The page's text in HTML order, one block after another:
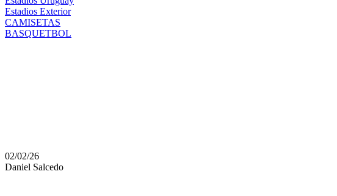
Estadios Exterior
CAMISETAS
BASQUETBOL
02/02/26
Daniel Salcedo